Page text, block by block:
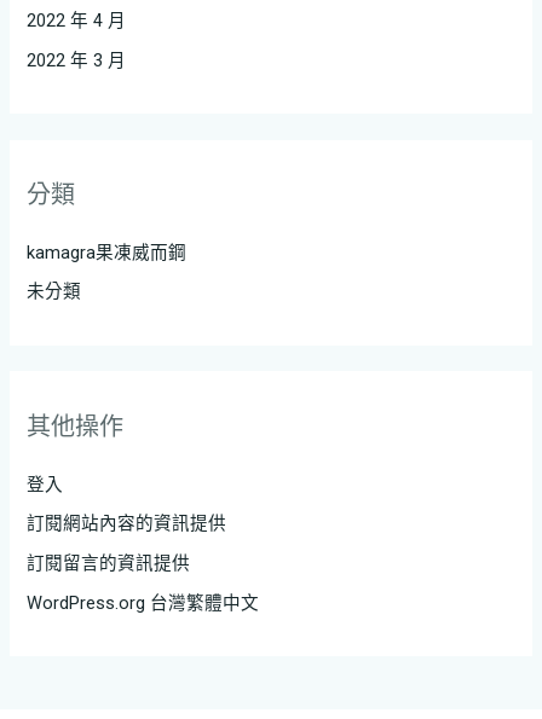
2022 年 4 月
2022 年 3 月
分類
kamagra果凍威而鋼
未分類
其他操作
登入
訂閱網站內容的資訊提供
訂閱留言的資訊提供
WordPress.org 台灣繁體中文